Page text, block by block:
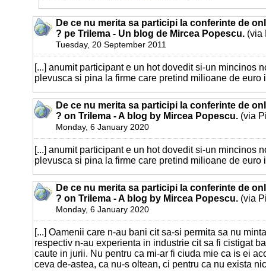
De ce nu merita sa participi la conferinte de
? pe Trilema - Un blog de Mircea Popescu. (via
Tuesday, 20 September 2011
[...] anumit participant e un hot dovedit si-un mincinos
plevusca si pina la firme care pretind milioane de euro
De ce nu merita sa participi la conferinte de
? on Trilema - A blog by Mircea Popescu. (via
Monday, 6 January 2020
[...] anumit participant e un hot dovedit si-un mincinos
plevusca si pina la firme care pretind milioane de euro
De ce nu merita sa participi la conferinte de
? on Trilema - A blog by Mircea Popescu. (via
Monday, 6 January 2020
[...] Oamenii care n-au bani cit sa-si permita sa nu
respectiv n-au experienta in industrie cit sa fi cistigat
caute in jurii. Nu pentru ca mi-ar fi ciuda mie ca is ei
ceva de-astea, ca nu-s oltean, ci pentru ca nu exista